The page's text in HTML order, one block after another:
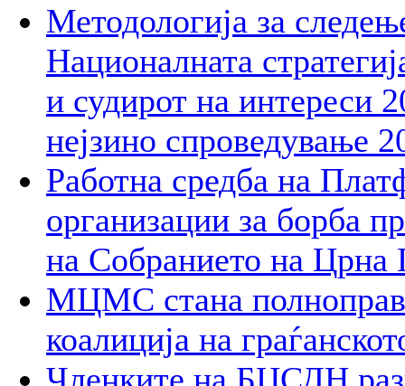
Методологија за
Националната
и судирот на интереси
нејзино спроведување
Работна средба на
организации за борба
на Собранието на Црна
МЦМС стана
коалиција на